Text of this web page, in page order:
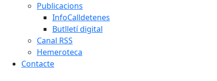
Publicacions
InfoCalldetenes
Butlletí digital
Canal RSS
Hemeroteca
Contacte